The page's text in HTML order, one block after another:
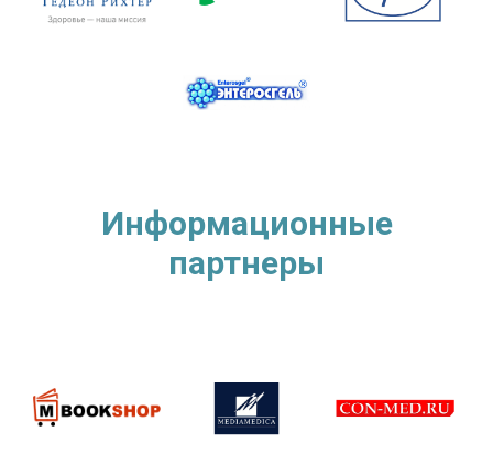
Информационные
партнеры